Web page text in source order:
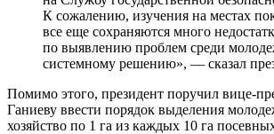
К сожалению, изучения на местах
все еще сохраняются много
по выявлению проблем среди
системному решению», — сказал
Помимо этого, президент поручил вице-
Ганиеву ввести порядок выделения
хозяйство по 1 га из каждых 10 га